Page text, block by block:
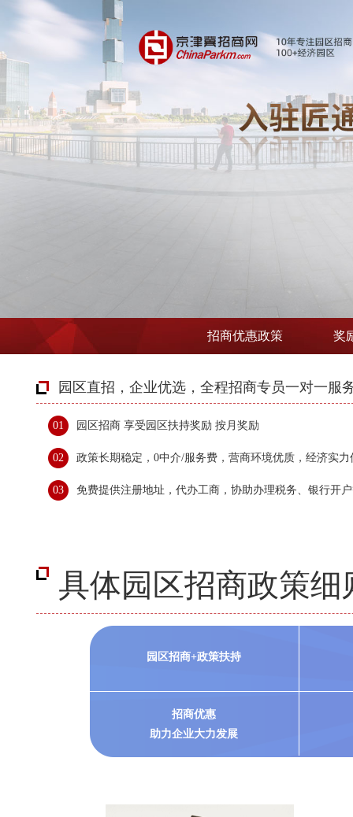
招商优惠政策 奖
园区直招，企业优选，全程招商专员一对一服
01 园区招商 享受园区扶持奖励 按月奖励
02 政策长期稳定，0中介/服务费，营商环境优质，经济实力
03 免费提供注册地址，代办工商，协助办理税务、银行开
具体园区招商政策细
园区招商+政策扶持
招商优惠
助力企业大力发展